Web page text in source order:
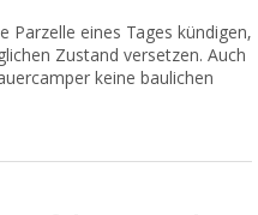
Parzelle eines Tages kündigen,
Zustand versetzen. Auch
keine baulichen